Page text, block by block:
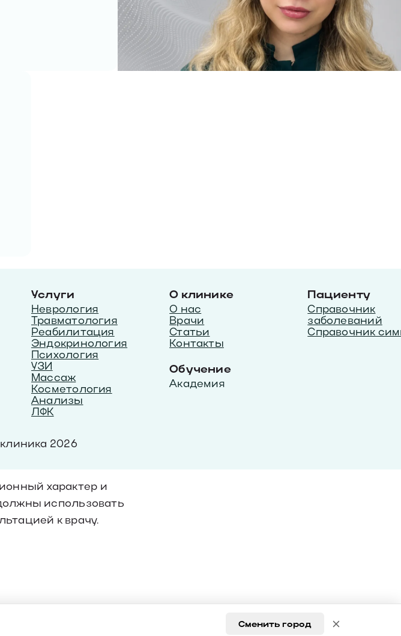
Услуги
Неврология
Травматология
Реабилитация
Эндокринология
Психология
УЗИ
Массаж
Косметология
Анализы
ЛФК
О клинике
О нас
Врачи
Статьи
Контакты
Обучение
Академия
Пациенту
Справочник
заболеваний
Справочник
2026
характер и
использовать
к врачу.
Сменить город